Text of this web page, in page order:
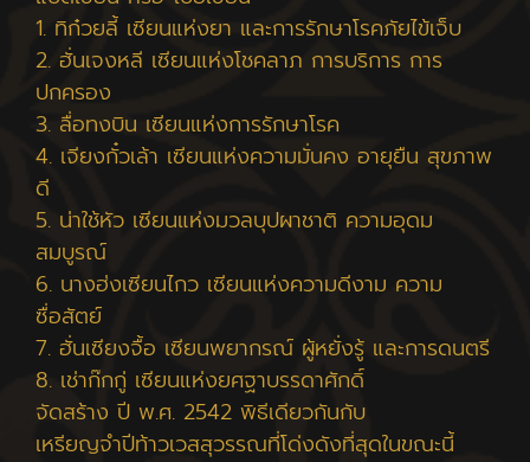
1. ทิก๋วยลี้ เซียนแห่งยา และการรักษาโรคภัยไข้เจ็บ
2. ฮั่นเจงหลี เซียนแห่งโชคลาภ การบริการ การ
ปกครอง
3. ลื่อทงบิน เซียนแห่งการรักษาโรค
4. เจียงกั๋วเล้า เซียนแห่งความมั่นคง อายุยืน สุขภาพ
ดี
5. น่าใช้หัว เซียนแห่งมวลบุปผาชาติ ความอุดม
สมบูรณ์
6. นางฮ่งเซียนไกว เซียนแห่งความดีงาม ความ
ซื่อสัตย์
7. ฮั่นเซียงจื้อ เซียนพยากรณ์ ผู้หยั่งรู้ และการดนตรี
8. เช่าก๊กกู่ เซียนแห่งยศฐาบรรดาศักดิ์
จัดสร้าง ปี พ.ศ. 2542 พิธีเดียวกันกับ
เหรียญจำปีท้าวเวสสุวรรณที่โด่งดังที่สุดในขณะนี้